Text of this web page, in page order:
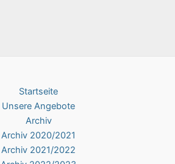
Startseite
Unsere Angebote
Archiv
Archiv 2020/2021
Archiv 2021/2022